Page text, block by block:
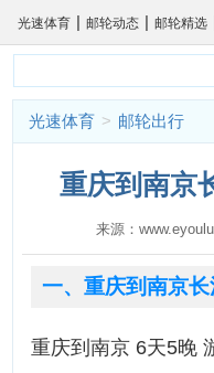
光速体育 | 邮轮动态 | 邮轮精选
光速体育 > 邮轮出行
重庆到南京
来源：
一、重庆到南京
重庆到南京 6天5晚